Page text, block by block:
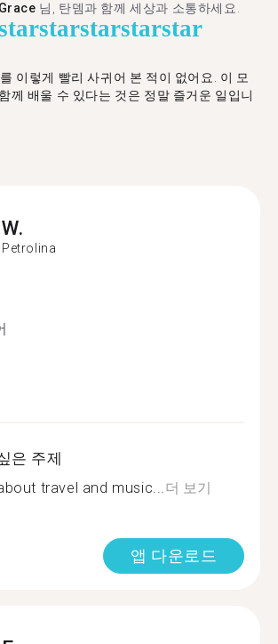
Grace 님, 탄뎀과 함께 세상과 소통하세요.
starstarstarstar
이렇게 빨리 사귀어 본 적이 없어요. 이 모
께 배울 수 있다는 것은 정말 즐거운 일입니
W.
Petrolina
은 주제
travel and music...더 보기
앱 다운로드